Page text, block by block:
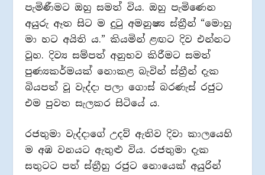
පැමිණීමට ඔහු සමත් විය. ඔහු පැමිණෙන
අයුරු ඈත සිට ම දුටු අමනුෂ්‍ය ස්ත්‍රීන් “මොහු
මා හට අයිති ය.” කියමින් ළඟට දිව එන්නට
වූහ. දිව්‍ය සම්පත් අනුභව කිරීමට සමත්
පුණ්‍යකර්මයක් නොකළ බැවින් ස්ත්‍රීන් දැක
බියපත් වූ වැද්දා පලා ගොස් බරණැස් රජුට
එම පුවත සැලකර සිටියේ ය.
රජතුමා වැද්දාගේ උදව් ඇතිව දිවා කාලයෙහි
ම අඹ වනයට ඇතුළු විය. රජතුමා දැක
සතුටට පත් ස්ත්‍රීහු රජුට නොයෙක් අයුරින්